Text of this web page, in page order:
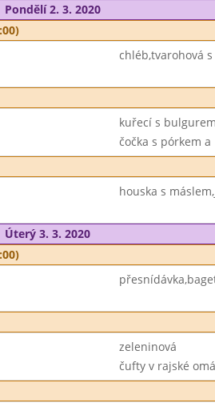
Pondělí 2. 3. 2020
chléb,tvarohová
kuřecí s
čočka s pórkem a
houska s
Úterý 3. 3. 2020
zeleninová
čufty v rajské